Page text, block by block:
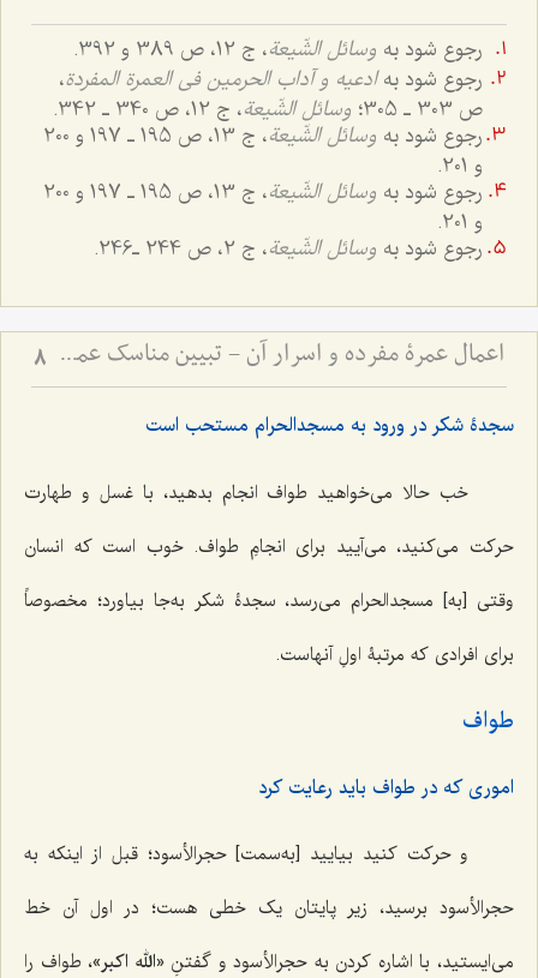
رجوع شود به وسائل الشّیعة، ج 12، ص 389 و 392.
رجوع شود بهادعیه و آداب الحرمین فی العمرة المفردة،
ص 303 ـ 305؛
وسائل الشّیعة، ج 12، ص 340 ـ 342.
رجوع شود به وسائل الشّیعة
، ج 13، ص 195 ـ 197 و 200
و 201.
رجوع شود به وسائل الشّیعة
، ج 13، ص 195 ـ 197 و 200
و 201.
رجوع شود به وسائل الشّیعة، ج 2، ص 244 ـ246.
اعمال عمرۀ مفرده و اسرار آن - تبیین مناسک عمره و توضیح اماکن مکه و مدینه 8
سجدۀ شکر در ورود به مسجدالحرام مستحب است
خب حالا می‌خواهید طواف انجام بدهید، با غسل و طهارت
حرکت می‌کنید، می‌آیید برای انجامِ طواف. خوب است که انسان
وقتی [به] مسجدالحرام می‌رسد، سجدۀ شکر به‌جا بیاورد؛ مخصوصاً
برای افرادی که مرتبۀ اولِ آنهاست.
طواف
اموری که در طواف باید رعایت کرد
و حرکت کنید بیایید [به‌سمت] حجرالأسود؛ قبل از اینکه به
حجرالأسود برسید، زیر پایتان یک خطی هست؛ در اول آن خط
می‌ایستید، با اشاره کردن به حجرالأسود و گفتنِ«الله اکبر»، طواف را